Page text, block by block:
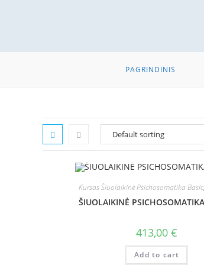
PAGRINDINIS
Kursas Šiuolaikinė Psichosomatika Basic,
ŠIUOLAIKINĖ
413,00€
Add to cart